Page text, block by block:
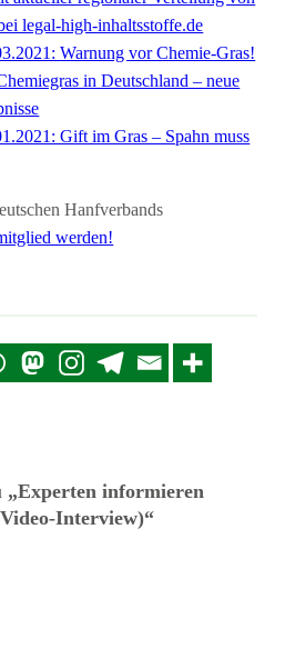
legal-high-inhaltsstoffe.de
Warnung vor Chemie-Gras!
in Deutschland – neue
Gift im Gras – Spahn muss
Hanfverbands
werden!
„Experten informieren
Interview)“